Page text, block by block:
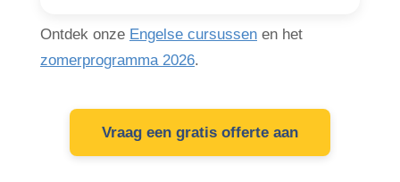
Ontdek onze Engelse cursussen en het
zomerprogramma 2026.
Vraag een gratis offerte aan